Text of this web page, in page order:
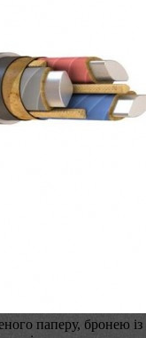
паперу, бронею із